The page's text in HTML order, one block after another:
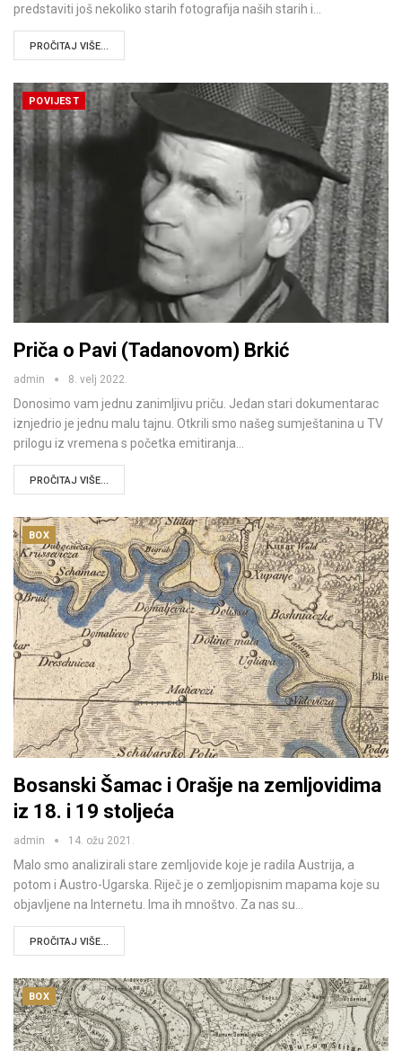
predstaviti još nekoliko starih fotografija naših starih i…
PROČITAJ VIŠE...
POVIJEST
Priča o Pavi (Tadanovom) Brkić
admin 8. velj 2022.
Donosimo vam jednu zanimljivu priču. Jedan stari dokumentarac
iznjedrio je jednu malu tajnu. Otkrili smo našeg sumještanina u TV
prilogu iz vremena s početka emitiranja…
PROČITAJ VIŠE...
BOX
Bosanski Šamac i Orašje na zemljovidima
iz 18. i 19 stoljeća
admin 14. ožu 2021.
Malo smo analizirali stare zemljovide koje je radila Austrija, a
potom i Austro-Ugarska. Riječ je o zemljopisnim mapama koje su
objavljene na Internetu. Ima ih mnoštvo. Za nas su…
PROČITAJ VIŠE...
BOX